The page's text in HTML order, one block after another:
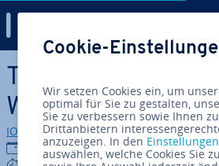
Zum Haupt­in­halt springen
Tastatur umstellen
Windows 11: So
IONOS Redaktion
23.01.2023
Cookie-
Wir setzen Cookies ein, um
optimal für Sie zu gestalten,
Sie zu verbessern sowie Ihnen
Drittanbietern
anzuzeigen. In den Einstellungen
auswählen, welche Cookies Sie